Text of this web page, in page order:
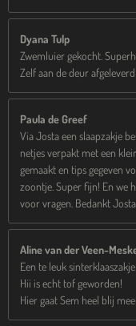
Dyana Tulp
Zwemluier gekocht.
Zelf aan de deur
Paula de Greef
Via Josta een slaapzakje
netjes verpakt met een
gemaakt en tips gegeven
zoontje. Super fijn! En we
voor vragen. Bedankt
Aline van der Veen-
Een te leuk
Hii is echt tof geworden!
Hier gaat Sem heel blij